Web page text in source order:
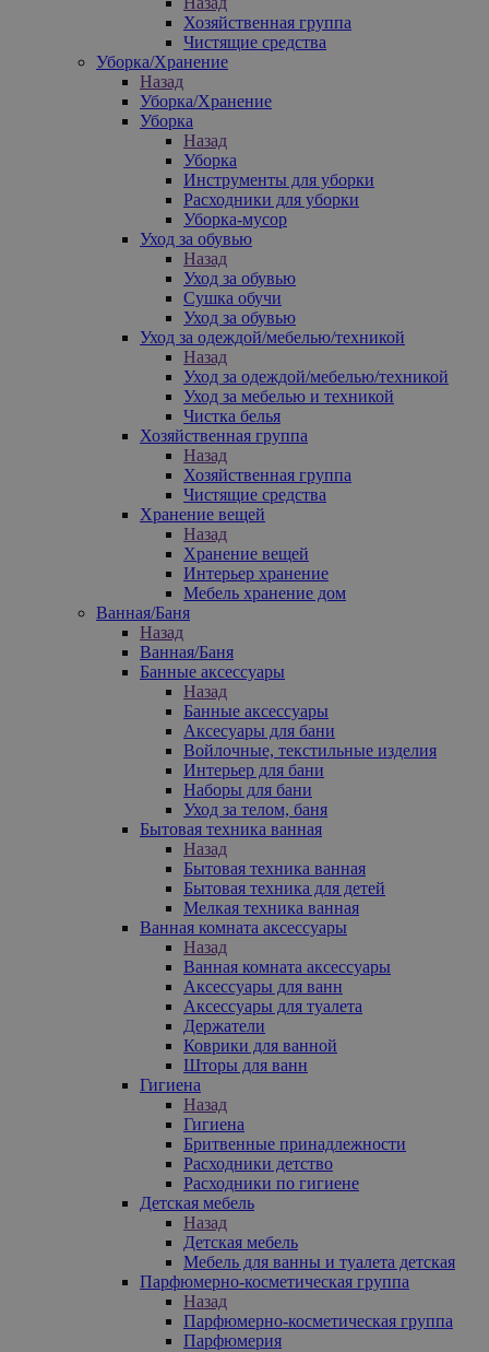
Хозяйственная группа
Чистящие средства
Уборка/Хранение
Назад
Уборка/Хранение
Уборка
Назад
Уборка
Инструменты для уборки
Расходники для уборки
Уборка-мусор
Уход за обувью
Назад
Уход за обувью
Сушка обучи
Уход за обувью
Уход за одеждой/мебелью/техникой
Назад
Уход за одеждой/мебелью/техникой
Уход за мебелью и техникой
Чистка белья
Хозяйственная группа
Назад
Хозяйственная группа
Чистящие средства
Хранение вещей
Назад
Хранение вещей
Интерьер хранение
Мебель хранение дом
Ванная/Баня
Назад
Ванная/Баня
Банные аксессуары
Назад
Банные аксессуары
Аксесуары для бани
Войлочные, текстильные изделия
Интерьер для бани
Наборы для бани
Уход за телом, баня
Бытовая техника ванная
Назад
Бытовая техника ванная
Бытовая техника для детей
Мелкая техника ванная
Ванная комната аксессуары
Назад
Ванная комната аксессуары
Аксессуары для ванн
Аксессуары для туалета
Держатели
Коврики для ванной
Шторы для ванн
Гигиена
Назад
Гигиена
Бритвенные принадлежности
Расходники детство
Расходники по гигиене
Детская мебель
Назад
Детская мебель
Мебель для ванны и туалета детская
Парфюмерно-косметическая группа
Назад
Парфюмерно-косметическая группа
Парфюмерия